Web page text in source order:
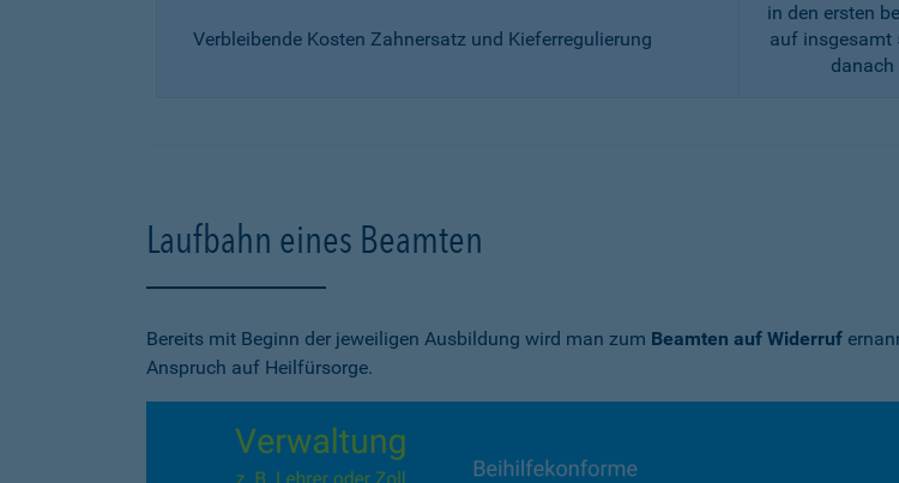
Verbleibende Kosten Zahnersatz und Kieferregulierung
in den ersten
auf insgesamt
danach
Laufbahn eines Beamten
Bereits mit Beginn der jeweiligen Ausbildung wird man zum Beamten auf Widerruf
Anspruch auf Heilfürsorge.